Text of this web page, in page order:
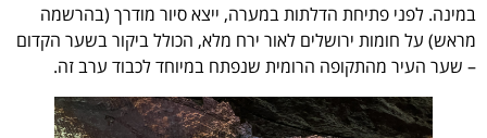
במינה. לפני פתיחת הדלתות במערה, ייצא סיור מודרך (בהרשמה
מראש) על חומות ירושלים לאור ירח מלא, הכולל ביקור בשער הקדום
– שער העיר מהתקופה הרומית שנפתח במיוחד לכבוד ערב זה.